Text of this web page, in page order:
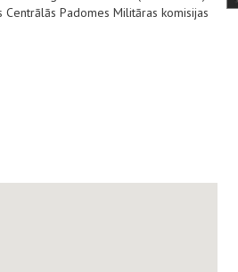
Padomes Militāras komisijas